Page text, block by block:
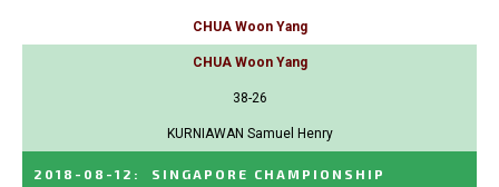
CHUA Woon Yang
CHUA Woon Yang
38-26
KURNIAWAN Samuel Henry
2018-08-12 :
SINGAPORE CHAMPIONSHIP